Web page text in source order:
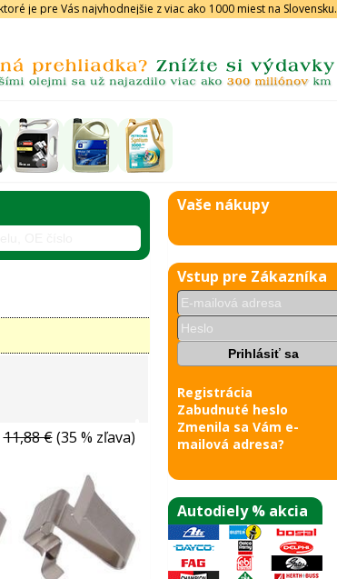
je pre Vás najvhodnejšie z viac ako 1000 miest na Slovensku.
11,88 €(35 % zľava)
Vaše nákupy
Vstup pre Zákazníka
Registrácia
Zabudnuté heslo
Zmenila sa Vám e-
mailová adresa?
Autodiely % akcia